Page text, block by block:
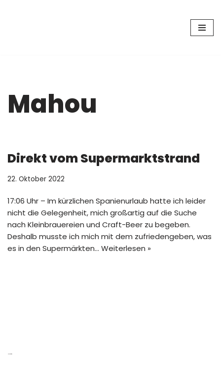
Mahou
Direkt vom Supermarktstrand
22. Oktober 2022
17:06 Uhr – Im kürzlichen Spanienurlaub hatte ich leider
nicht die Gelegenheit, mich großartig auf die Suche
nach Kleinbrauereien und Craft-Beer zu begeben.
Deshalb musste ich mich mit dem zufriedengeben, was
es in den Supermärkten… Weiterlesen »